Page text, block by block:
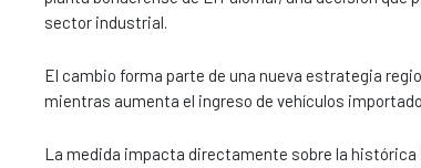
sector industrial.
El cambio forma parte de una nueva estrategia
mientras aumenta el ingreso de vehículos
La medida impacta directamente sobre la histórica